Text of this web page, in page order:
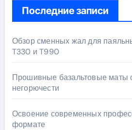
Последние записи
Обзор сменных жал для
T330 и T990
Прошивные базальтовые маты
негорючести
Освоение современных
формате